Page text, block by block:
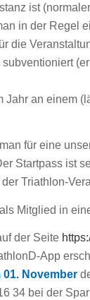
ist
in der Regel
die
an einem
für eine
Startpass ist
Triathlon-
Mitglied in
der Seite
App
01. November
34 bei der